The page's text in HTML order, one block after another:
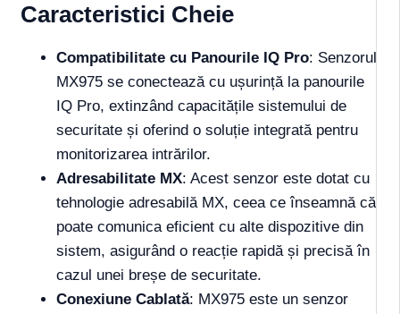
Caracteristici Cheie
Compatibilitate cu Panourile IQ Pro: Senzorul
MX975 se conectează cu ușurință la panourile
IQ Pro, extinzând capacitățile sistemului de
securitate și oferind o soluție integrată pentru
monitorizarea intrărilor.
Adresabilitate MX: Acest senzor este dotat cu
tehnologie adresabilă MX, ceea ce înseamnă că
poate comunica eficient cu alte dispozitive din
sistem, asigurând o reacție rapidă și precisă în
cazul unei breșe de securitate.
Conexiune Cablată: MX975 este un senzor